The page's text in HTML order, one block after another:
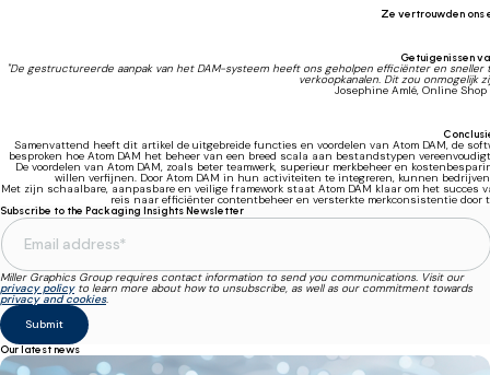
Ze vertrouwden ons
Getuigenissen
"De gestructureerde aanpak van het DAM-systeem heeft ons geholpen efficiënter en
verkoopkanalen. Dit zou onmogelijk
Josephine Amlé, Online
Samenvattend heeft dit artikel de uitgebreide functies en voordelen van Atom DAM, de
besproken hoe Atom DAM het beheer van een breed scala aan bestandstypen
De voordelen van Atom DAM, zoals beter teamwerk, superieur merkbeheer en
willen verfijnen. Door Atom DAM in hun activiteiten te integreren, kunnen
Met zijn schaalbare, aanpasbare en veilige framework staat Atom DAM klaar om het
reis naar efficiënter contentbeheer en versterkte merkconsistentie door
Subscribe to the Packaging Insights Newsletter
Miller Graphics Group requires contact information to send you communications. Visit our
privacy policyto learn more about how to unsubscribe, as well as our commitment towards
privacy and cookies.
Our latest news